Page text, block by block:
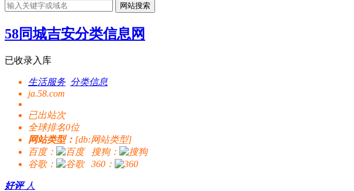
网站搜索
58同城吉安分类信息网
已收录入库
生活服务 分类信息
ja.58.com
已出站次
全球排名0位
网站类型： [db:网站类型]
百度：
搜狗：
谷歌：
360：
好评 人